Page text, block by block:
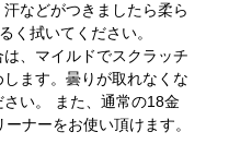
などがつきましたら柔ら
く拭いてください。
、マイルドでスクラッチ
ます。曇りが取れなくな
い。 また、通常の18金
ナーをお使い頂けます。